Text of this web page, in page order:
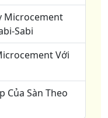
Microcement
Sabi
Với
Của Sàn Theo